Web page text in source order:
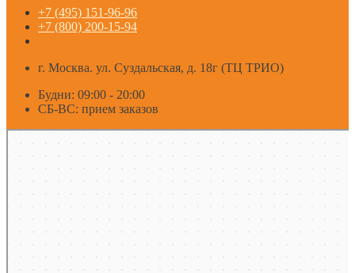
+7 (495) 151-96-96
+7 (800) 200-15-94
г. Москва. ул. Суздальская, д. 18г (ТЦ ТРИО)
Будни: 09:00 - 20:00
СБ-ВС: прием заказов